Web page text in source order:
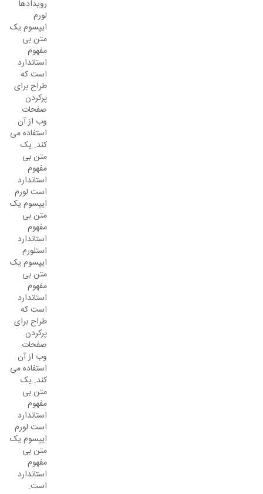
رویدادها
لورم
ایپسوم یک
متن بی
مفهوم
استاندارد
است که
طراح برای
پرکردن
صفحات
وب از آن
استفاده می
کند. یک
متن بی
مفهوم
استاندارد
است لورم
ایپسوم یک
متن بی
مفهوم
استاندارد
استلورم
ایپسوم یک
متن بی
مفهوم
استاندارد
است که
طراح برای
پرکردن
صفحات
وب از آن
استفاده می
کند. یک
متن بی
مفهوم
استاندارد
است لورم
ایپسوم یک
متن بی
مفهوم
استاندارد
است.